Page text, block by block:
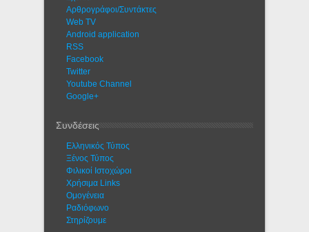
Αρθρογράφοι/Συντάκτες
Web TV
Android application
RSS
Facebook
Twitter
Youtube Channel
Google+
Συνδέσεις
Ελληνικός Τύπος
Ξένος Τύπος
Φιλικοί Ιστοχώροι
Χρήσιμα Links
Ομογένεια
Ραδιόφωνο
Στηρίζουμε